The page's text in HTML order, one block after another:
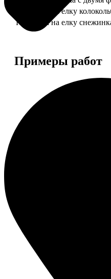
Подвеска на елку
Подвеска на елку
Примеры работ